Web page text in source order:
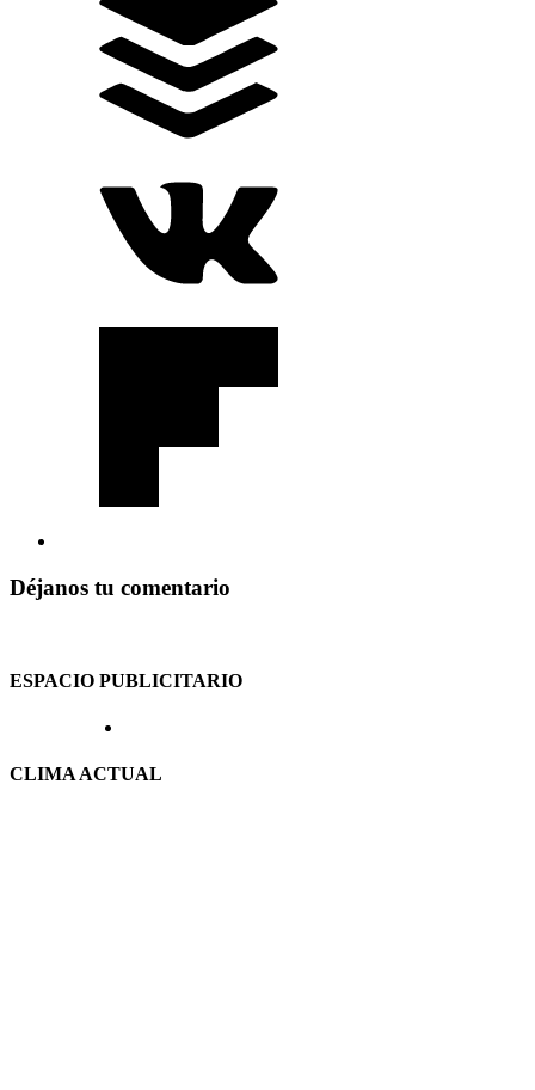
Déjanos tu comentario
ESPACIO PUBLICITARIO
CLIMA ACTUAL